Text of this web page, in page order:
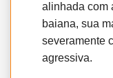
alinhada com
baiana, sua
severamente
agressiva.